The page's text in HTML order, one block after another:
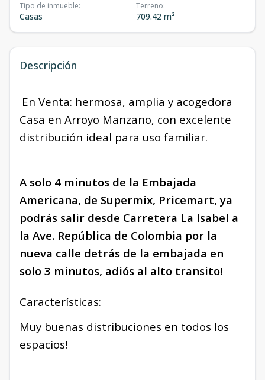
Tipo de inmueble:
Casas
Terreno:
709.42 m²
Descripción
En Venta: hermosa, amplia y acogedora
Casa en Arroyo Manzano, con excelente
distribución ideal para uso familiar.
A solo 4 minutos de la Embajada
Americana, de Supermix, Pricemart, ya
podrás salir desde Carretera La Isabel a
la Ave. República de Colombia por la
nueva calle detrás de la embajada en
solo 3 minutos, adiós al alto transito!
Características:
Muy buenas distribuciones en todos los
espacios!